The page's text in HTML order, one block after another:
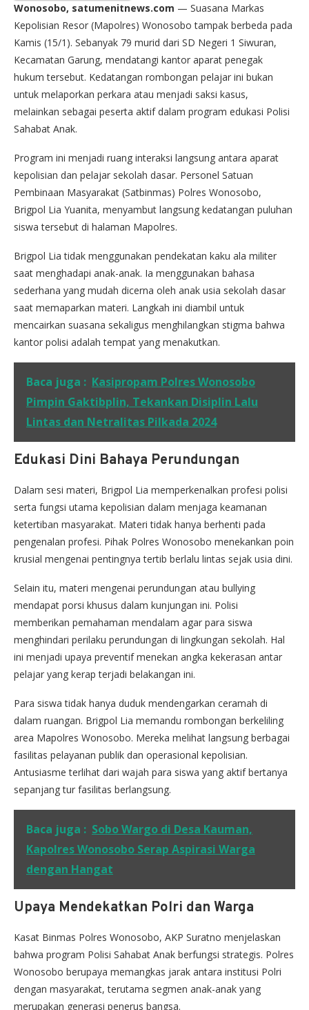
Wonosobo, satumenitnews.com — Suasana Markas
Kepolisian Resor (Mapolres) Wonosobo tampak berbeda pada
Kamis (15/1). Sebanyak 79 murid dari SD Negeri 1 Siwuran,
Kecamatan Garung, mendatangi kantor aparat penegak
hukum tersebut. Kedatangan rombongan pelajar ini bukan
untuk melaporkan perkara atau menjadi saksi kasus,
melainkan sebagai peserta aktif dalam program edukasi Polisi
Sahabat Anak.
Program ini menjadi ruang interaksi langsung antara aparat
kepolisian dan pelajar sekolah dasar. Personel Satuan
Pembinaan Masyarakat (Satbinmas) Polres Wonosobo,
Brigpol Lia Yuanita, menyambut langsung kedatangan puluhan
siswa tersebut di halaman Mapolres.
Brigpol Lia tidak menggunakan pendekatan kaku ala militer
saat menghadapi anak-anak. Ia menggunakan bahasa
sederhana yang mudah dicerna oleh anak usia sekolah dasar
saat memaparkan materi. Langkah ini diambil untuk
mencairkan suasana sekaligus menghilangkan stigma bahwa
kantor polisi adalah tempat yang menakutkan.
Baca juga : Kasipropam Polres Wonosobo
Pimpin Gaktibplin, Tekankan Disiplin Lalu
Lintas dan Netralitas Pilkada 2024
Edukasi Dini Bahaya Perundungan
Dalam sesi materi, Brigpol Lia memperkenalkan profesi polisi
serta fungsi utama kepolisian dalam menjaga keamanan
ketertiban masyarakat. Materi tidak hanya berhenti pada
pengenalan profesi. Pihak Polres Wonosobo menekankan poin
krusial mengenai pentingnya tertib berlalu lintas sejak usia dini.
Selain itu, materi mengenai perundungan atau bullying
mendapat porsi khusus dalam kunjungan ini. Polisi
memberikan pemahaman mendalam agar para siswa
menghindari perilaku perundungan di lingkungan sekolah. Hal
ini menjadi upaya preventif menekan angka kekerasan antar
pelajar yang kerap terjadi belakangan ini.
Para siswa tidak hanya duduk mendengarkan ceramah di
dalam ruangan. Brigpol Lia memandu rombongan berkeliling
area Mapolres Wonosobo. Mereka melihat langsung berbagai
fasilitas pelayanan publik dan operasional kepolisian.
Antusiasme terlihat dari wajah para siswa yang aktif bertanya
sepanjang tur fasilitas berlangsung.
Baca juga : Sobo Wargo di Desa Kauman,
Kapolres Wonosobo Serap Aspirasi Warga
dengan Hangat
Upaya Mendekatkan Polri dan Warga
Kasat Binmas Polres Wonosobo, AKP Suratno menjelaskan
bahwa program Polisi Sahabat Anak berfungsi strategis. Polres
Wonosobo berupaya memangkas jarak antara institusi Polri
dengan masyarakat, terutama segmen anak-anak yang
merupakan generasi penerus bangsa.